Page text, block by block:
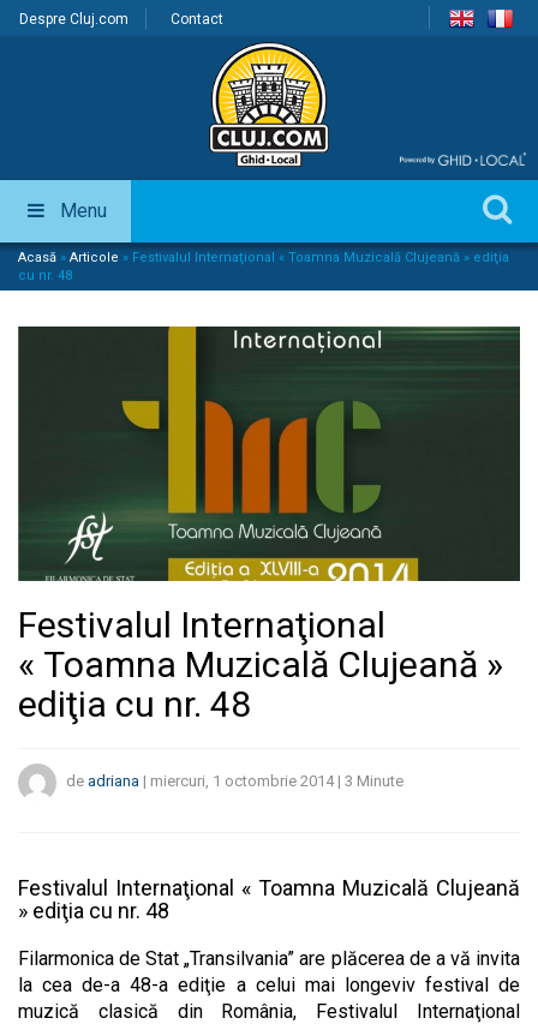
Despre Cluj.com Contact
Menu
Acasă » Articole » Festivalul Internaţional « Toamna Muzicală Clujeană » ediţia
cu nr. 48
Festivalul Internaţional
« Toamna Muzicală Clujeană »
ediţia cu nr. 48
de adriana | miercuri, 1 octombrie 2014| 3 Minute
Festivalul Internaţional « Toamna Muzicală Clujeană
» ediţia cu nr. 48
Filarmonica de Stat „Transilvania” are plăcerea de a vă invita
la cea de-a 48-a ediţie a celui mai longeviv festival de
muzică clasică din România, Festivalul Internaţional